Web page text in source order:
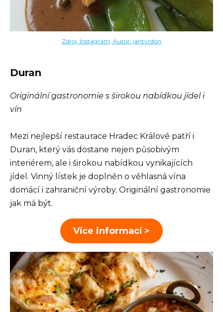
Zdroj: Instagram, Autor: jantvrdon
Duran
Originální gastronomie s širokou nabídkou jídel i
vín
Mezi nejlepší restaurace Hradec Králové patří i
Duran, který vás dostane nejen působivým
interiérem, ale i širokou nabídkou vynikajících
jídel. Vinný lístek je doplněn o věhlasná vína
domácí i zahraniční výroby. Originální gastronomie
jak má být.
Více informací >